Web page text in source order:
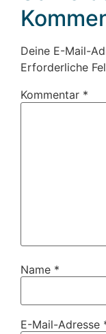
Deine E-Mail-
Erforderliche
Kommentar *
Name *
E-Mail-Adresse